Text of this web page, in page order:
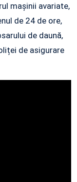
mașinii avariate,
de 24 de ore,
de daună,
de asigurare